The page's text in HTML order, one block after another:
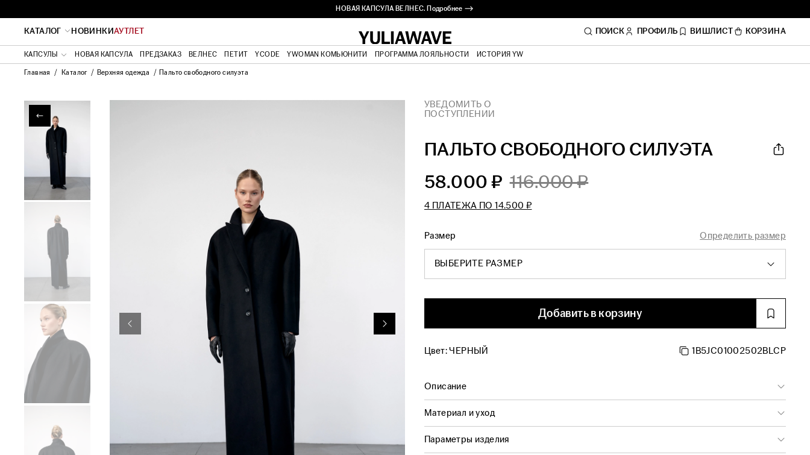
НОВАЯ КАПСУЛА ВЕЛНЕС. Подробнее ⟶
ВЫЕЗДНАЯ ПРИМЕРКА. Подробнее ⟶
КАТАЛОГ НОВИНКИАУТЛЕТ ПОИСК ПРОФИЛЬ ВИШЛИСТ КОРЗИНА
КАПСУЛЫ НОВАЯ КАПСУЛА ПРЕДЗАКАЗ ВЕЛНЕС ПЕТИТ YCODE YWOMAN КОМЬЮНИТИ ПРОГРАММА ЛОЯЛЬНОСТИ ИСТОРИЯ YW
Главная Каталог Верхняя одежда Пальто свободного силуэта
УВЕДОМИТЬ О
ПОСТУПЛЕНИИ
ПАЛЬТО СВОБОДНОГО СИЛУЭТА
58.000 ₽ 116.000 ₽
4 ПЛАТЕЖА ПО14.500 ₽
Размер Определить размер
ВЫБЕРИТЕ РАЗМЕР
Добавить в корзину
Цвет:ЧЕРНЫЙ 1B5JC01002502BLCP
Описание
Материал и уход
Параметры изделия